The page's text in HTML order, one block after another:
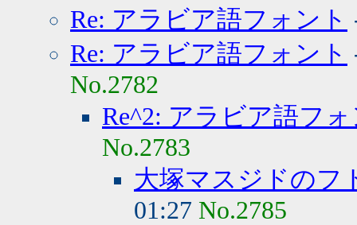
Re: アラビア語フォント
Re: アラビア語フォント
No.2782
Re^2: アラビア語フ
No.2783
大塚マスジドのフ
01:27 No.2785